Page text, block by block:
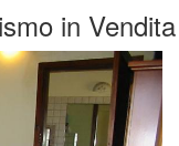
in Vendita